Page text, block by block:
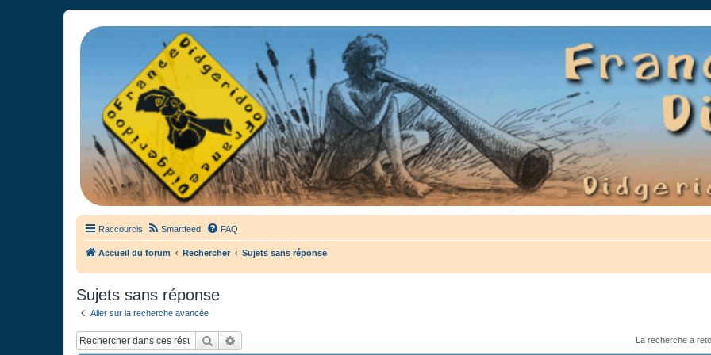
France Didgeridoo
Didgeridoo et Guimbarde sur France Didgeridoo - retrouvez la communauté.
Raccourcis Smartfeed FAQ
Accueil du forum Rechercher Sujets sans réponse
Sujets sans réponse
Aller sur la recherche avancée
Rechercher La recherche a